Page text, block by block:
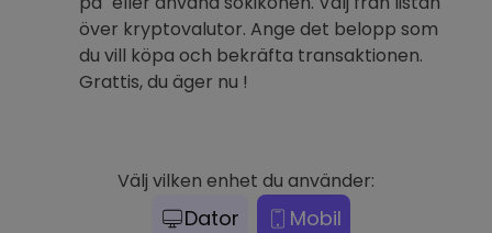
över kryptovalutor. Ange det belopp som
du vill köpa och bekräfta transaktionen.
Grattis, du äger nu !
Välj vilken enhet du använder:
Dator Mobil